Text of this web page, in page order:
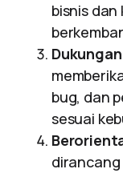
bisnis
bug, dan
sesuai
dirancang